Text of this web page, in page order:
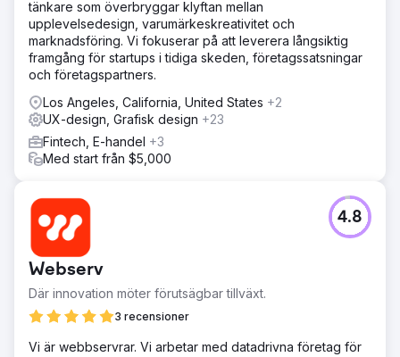
Vårt partnerskap visade sig vara så framgångsrikt att
Jobble återanlitade Neuron för ett nytt initiativ 2025, vilket
fördjupade vårt samarbete och påverkade deras
plattforms tillväxt.
Gå till byråsida
tänkare som överbryggar klyftan mellan
upplevelsedesign, varumärkeskreativitet och
marknadsföring. Vi fokuserar på att leverera långsiktig
framgång för startups i tidiga skeden, företagssatsningar
och företagspartners.
Los Angeles, California, United States +2
UX-design, Grafisk design +23
Fintech, E-handel +3
Med start från $5,000
Webserv
Där innovation möter förutsägbar tillväxt.
3 recensioner
4.8
Vi är webbservrar. Vi arbetar med datadrivna företag för